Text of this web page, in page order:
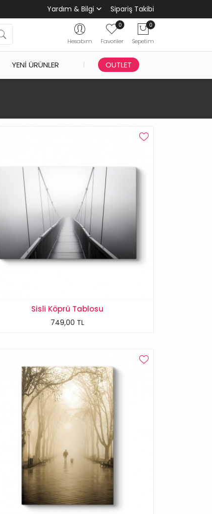
Yardım & Bilgi Sipariş Takibi
Hesabım
0
Favoriler
0
Sepetim
YENI ÜRÜNLER OUTLET
Sisli Köprü Tablosu
749,00 TL